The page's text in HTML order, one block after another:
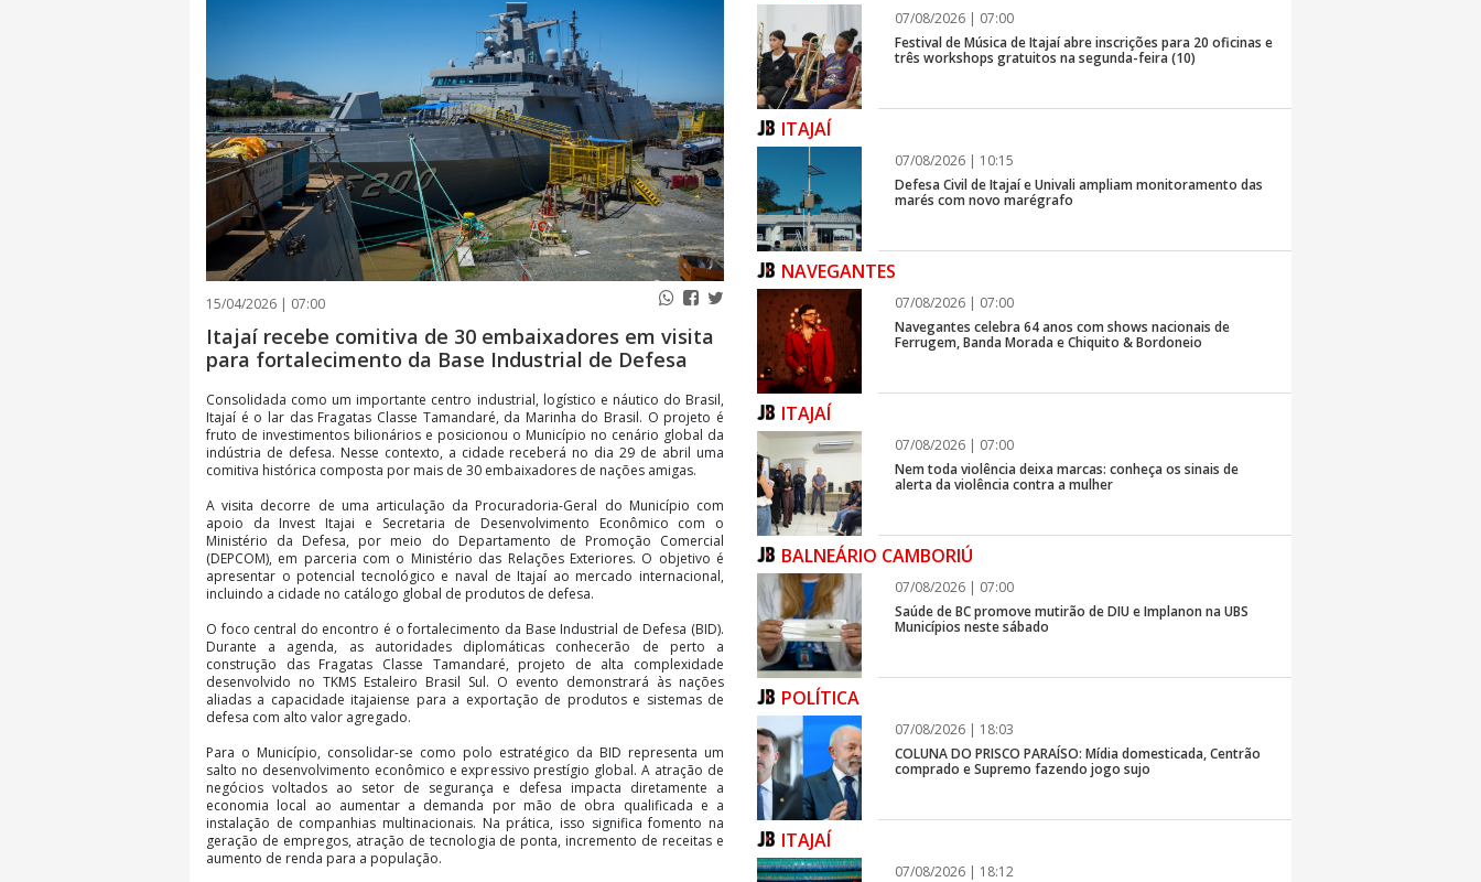
15/04/2026 | 07:00
Itajaí recebe comitiva de 30 embaixadores em visita
para fortalecimento da Base Industrial de Defesa
Consolidada como um importante centro industrial, logístico e náutico do Brasil,
Itajaí é o lar das Fragatas Classe Tamandaré, da Marinha do Brasil. O projeto é
fruto de investimentos bilionários e posicionou o Município no cenário global da
indústria de defesa. Nesse contexto, a cidade receberá no dia 29 de abril uma
comitiva histórica composta por mais de 30 embaixadores de nações amigas.
A visita decorre de uma articulação da Procuradoria-Geral do Município com
apoio da Invest Itajai e Secretaria de Desenvolvimento Econômico com o
Ministério da Defesa, por meio do Departamento de Promoção Comercial
(DEPCOM), em parceria com o Ministério das Relações Exteriores. O objetivo é
apresentar o potencial tecnológico e naval de Itajaí ao mercado internacional,
incluindo a cidade no catálogo global de produtos de defesa.
O foco central do encontro é o fortalecimento da Base Industrial de Defesa (BID).
Durante a agenda, as autoridades diplomáticas conhecerão de perto a
construção das Fragatas Classe Tamandaré, projeto de alta complexidade
desenvolvido no TKMS Estaleiro Brasil Sul. O evento demonstrará às nações
aliadas a capacidade itajaiense para a exportação de produtos e sistemas de
defesa com alto valor agregado.
Para o Município, consolidar-se como polo estratégico da BID representa um
salto no desenvolvimento econômico e expressivo prestígio global. A atração de
negócios voltados ao setor de segurança e defesa impacta diretamente a
economia local ao aumentar a demanda por mão de obra qualificada e a
instalação de companhias multinacionais. Na prática, isso significa fomento na
geração de empregos, atração de tecnologia de ponta, incremento de receitas e
aumento de renda para a população.
07/08/2026 | 07:00
Festival de Música de Itajaí abre inscrições para 20 oficinas e
três workshops gratuitos na segunda-feira (10)
ITAJAÍ
07/08/2026 | 10:15
Defesa Civil de Itajaí e Univali ampliam monitoramento das
marés com novo marégrafo
NAVEGANTES
07/08/2026 | 07:00
Navegantes celebra 64 anos com shows nacionais de
Ferrugem, Banda Morada e Chiquito & Bordoneio
ITAJAÍ
07/08/2026 | 07:00
Nem toda violência deixa marcas: conheça os sinais de
alerta da violência contra a mulher
BALNEÁRIO CAMBORIÚ
07/08/2026 | 07:00
Saúde de BC promove mutirão de DIU e Implanon na UBS
Municípios neste sábado
POLÍTICA
07/08/2026 | 18:03
COLUNA DO PRISCO PARAÍSO: Mídia domesticada, Centrão
comprado e Supremo fazendo jogo sujo
ITAJAÍ
07/08/2026 | 18:12